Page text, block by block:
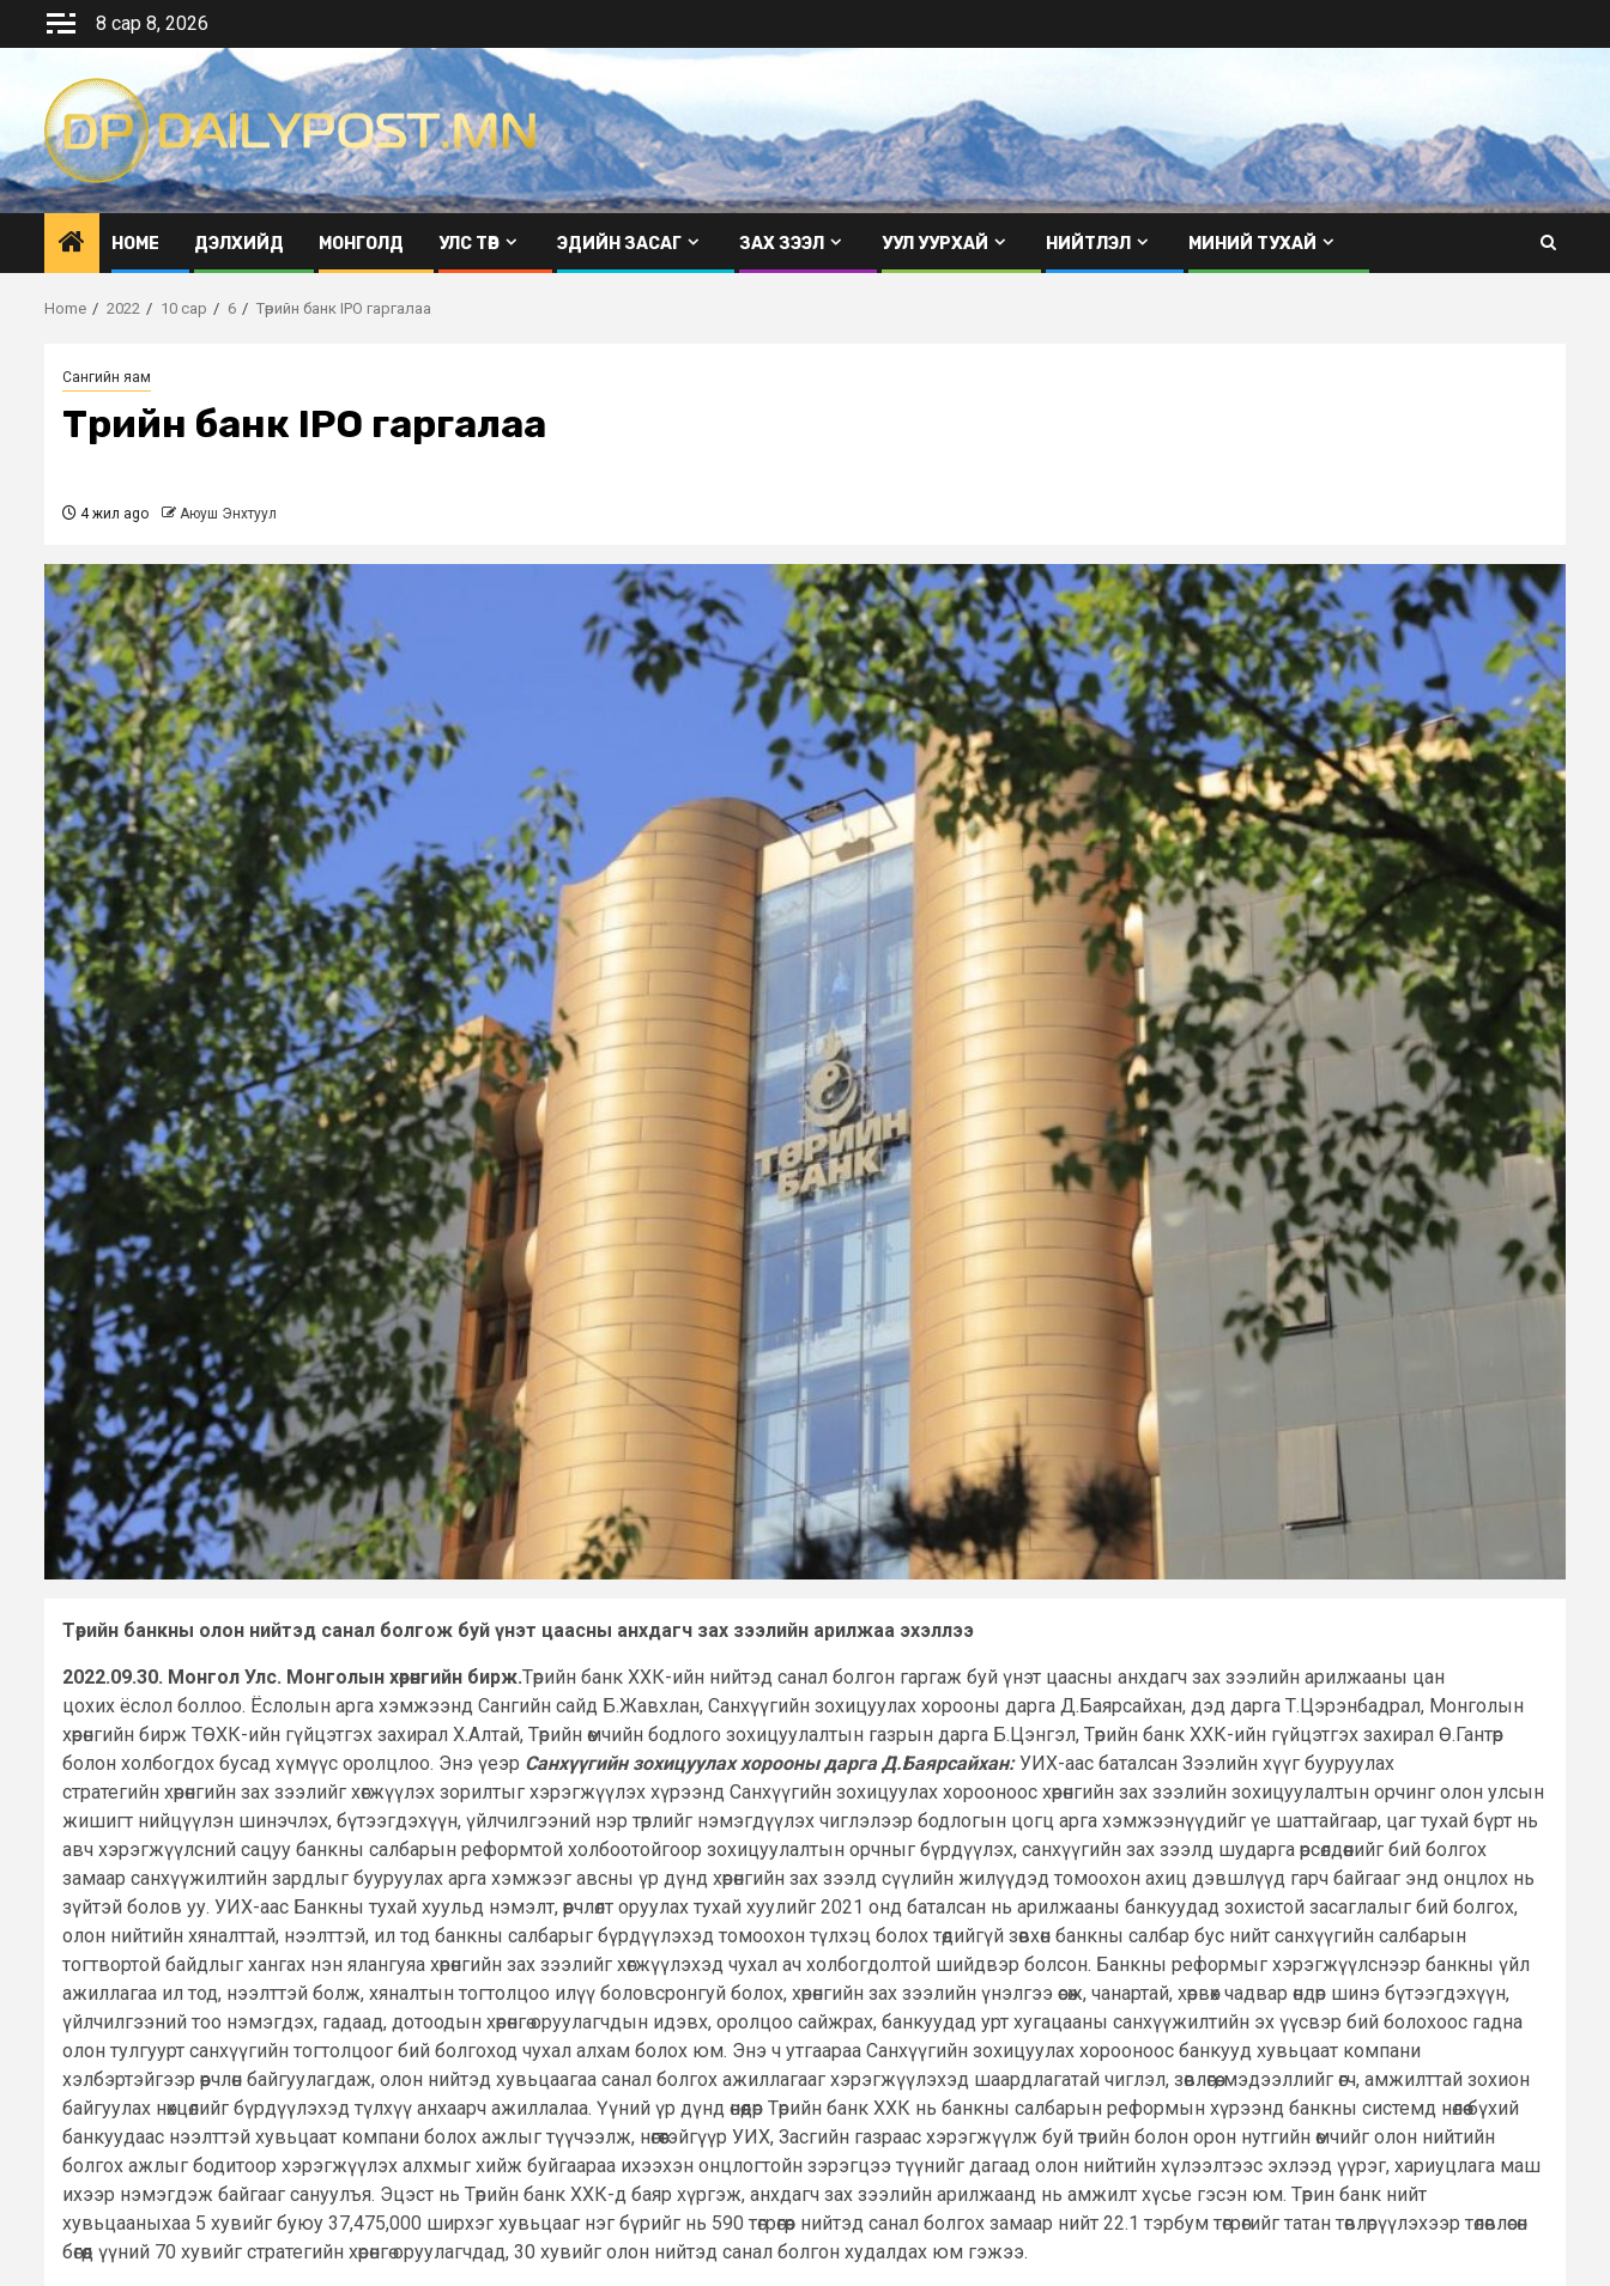
8 сар 8, 2026
HOME ДЭЛХИЙД МОНГОЛД УЛС ТӨР ЭДИЙН ЗАСАГ ЗАХ ЗЭЭЛ УУЛ УУРХАЙ НИЙТЛЭЛ МИНИЙ ТУХАЙ
Home 2022 10 сар 6 Төрийн банк IPO гаргалаа
Сангийн яам
Төрийн банк IPO гаргалаа
4 жил ago Аюуш Энхтуул
Төрийн банкны олон нийтэд санал болгож буй үнэт цаасны анхдагч зах зээлийн арилжаа эхэллээ
2022.09.30. Монгол Улс. Монголын хөрөнгийн бирж.Төрийн банк ХХК-ийн нийтэд санал болгон гаргаж буй үнэт цаасны анхдагч зах зээлийн арилжааны цан
цохих ёслол боллоо. Ёслолын арга хэмжээнд Сангийн сайд Б.Жавхлан, Санхүүгийн зохицуулах хорооны дарга Д.Баярсайхан, дэд дарга Т.Цэрэнбадрал, Монголын
хөрөнгийн бирж ТӨХК-ийн гүйцэтгэх захирал Х.Алтай, Төрийн өмчийн бодлого зохицуулалтын газрын дарга Б.Цэнгэл, Төрийн банк ХХК-ийн гүйцэтгэх захирал Ө.Гантөр
болон холбогдох бусад хүмүүс оролцлоо. Энэ үеэр Санхүүгийн зохицуулах хорооны дарга Д.Баярсайхан:УИХ-аас баталсан Зээлийн хүүг бууруулах
стратегийн хөрөнгийн зах зээлийг хөгжүүлэх зорилтыг хэрэгжүүлэх хүрээнд Санхүүгийн зохицуулах хорооноос хөрөнгийн зах зээлийн зохицуулалтын орчинг олон улсын
жишигт нийцүүлэн шинэчлэх, бүтээгдэхүүн, үйлчилгээний нэр төрлийг нэмэгдүүлэх чиглэлээр бодлогын цогц арга хэмжээнүүдийг үе шаттайгаар, цаг тухай бүрт нь
авч хэрэгжүүлсний сацуу банкны салбарын реформтой холбоотойгоор зохицуулалтын орчныг бүрдүүлэх, санхүүгийн зах зээлд шударга өрсөлдөөнийг бий болгох
замаар санхүүжилтийн зардлыг бууруулах арга хэмжээг авсны үр дүнд хөрөнгийн зах зээлд сүүлийн жилүүдэд томоохон ахиц дэвшлүүд гарч байгааг энд онцлох нь
зүйтэй болов уу. УИХ-аас Банкны тухай хуульд нэмэлт, өөрчлөлт оруулах тухай хуулийг 2021 онд баталсан нь арилжааны банкуудад зохистой засаглалыг бий болгох,
олон нийтийн хяналттай, нээлттэй, ил тод банкны салбарыг бүрдүүлэхэд томоохон түлхэц болох төдийгүй зөвхөн банкны салбар бус нийт санхүүгийн салбарын
тогтвортой байдлыг хангах нэн ялангуяа хөрөнгийн зах зээлийг хөгжүүлэхэд чухал ач холбогдолтой шийдвэр болсон. Банкны реформыг хэрэгжүүлснээр банкны үйл
ажиллагаа ил тод, нээлттэй болж, хяналтын тогтолцоо илүү боловсронгуй болох, хөрөнгийн зах зээлийн үнэлгээ өсөж, чанартай, хөрвөх чадвар өндөр шинэ бүтээгдэхүүн,
үйлчилгээний тоо нэмэгдэх, гадаад, дотоодын хөрөнгө оруулагчдын идэвх, оролцоо сайжрах, банкуудад урт хугацааны санхүүжилтийн эх үүсвэр бий болохоос гадна
олон тулгуурт санхүүгийн тогтолцоог бий болгоход чухал алхам болох юм. Энэ ч утгаараа Санхүүгийн зохицуулах хорооноос банкууд хувьцаат компани
хэлбэртэйгээр өөрчлөн байгуулагдаж, олон нийтэд хувьцаагаа санал болгох ажиллагааг хэрэгжүүлэхэд шаардлагатай чиглэл, зөвлөгөө, мэдээллийг өгч, амжилттай зохион
байгуулах нөхцөлийг бүрдүүлэхэд түлхүү анхаарч ажиллалаа. Үүний үр дүнд өнөөдөр Төрийн банк ХХК нь банкны салбарын реформын хүрээнд банкны системд нөлөө бүхий
банкуудаас нээлттэй хувьцаат компани болох ажлыг түүчээлж, нөгөөтэйгүүр УИХ, Засгийн газраас хэрэгжүүлж буй төрийн болон орон нутгийн өмчийг олон нийтийн
болгох ажлыг бодитоор хэрэгжүүлэх алхмыг хийж буйгаараа ихээхэн онцлогтойн зэрэгцээ түүнийг дагаад олон нийтийн хүлээлтээс эхлээд үүрэг, хариуцлага маш
ихээр нэмэгдэж байгааг сануулъя. Эцэст нь Төрийн банк ХХК-д баяр хүргэж, анхдагч зах зээлийн арилжаанд нь амжилт хүсье гэсэн юм. Төрин банк нийт
хувьцааныхаа 5 хувийг буюу 37,475,000 ширхэг хувьцааг нэг бүрийг нь 590 төгрөгөөр нийтэд санал болгох замаар нийт 22.1 тэрбум төгрөгийг татан төвлөрүүлэхээр төлөвлөсөн
бөгөөд үүний 70 хувийг стратегийн хөрөнгө оруулагчдад, 30 хувийг олон нийтэд санал болгон худалдах юм гэжээ.